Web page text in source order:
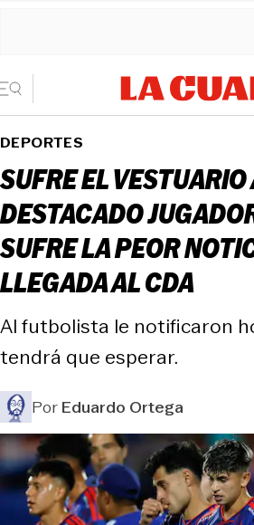
DEPORTES
SUFRE EL
DESTACADO
SUFRE LA PEOR
LLEGADA AL CDA
Al futbolista le notificaron
tendrá que esperar.
PorEduardo Ortega